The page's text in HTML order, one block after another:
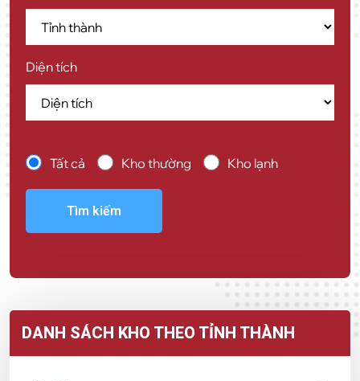
Diện tích
Tất cả Kho thường Kho lạnh
Tìm kiếm
DANH SÁCH KHO THEO TỈNH THÀNH